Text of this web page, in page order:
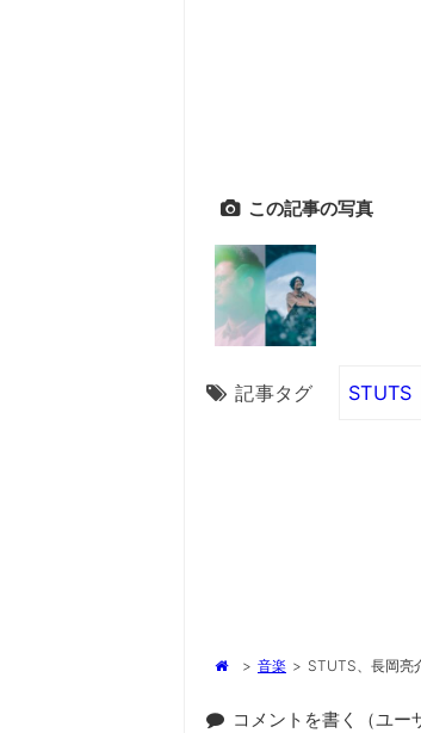
この記事の写真
記事タグ STUTS
> 音楽 > STUTS、長岡亮
コメントを書く（ユー